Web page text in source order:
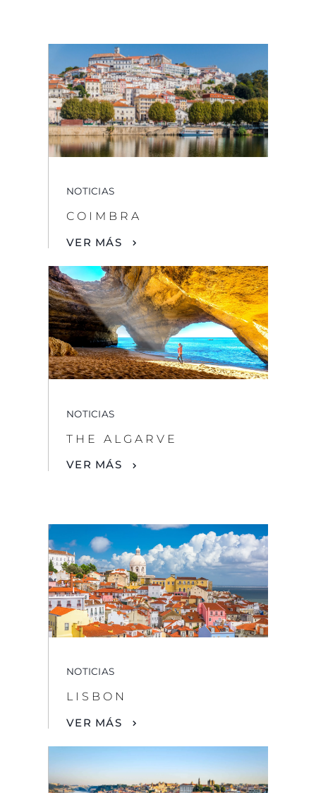
NOTICIAS
COIMBRA
VER MÁS
NOTICIAS
THE ALGARVE
VER MÁS
NOTICIAS
LISBON
VER MÁS